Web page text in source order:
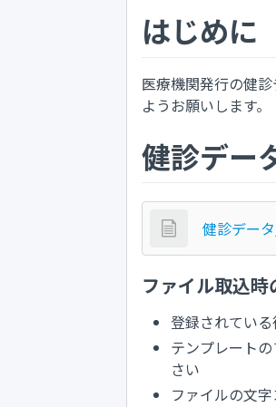
はじめに
医療機関発行の健
ようお願いします。
健診デー
健診デー
ファイル取込
登録されてい
テンプレート
さい
ファイルの文